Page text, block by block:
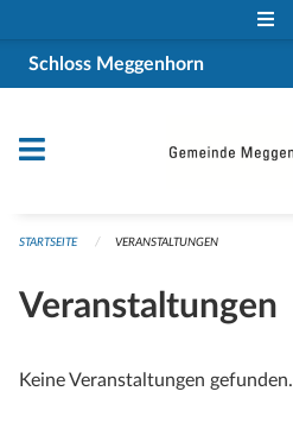
Schloss Meggenhorn
STARTSEITE VERANSTALTUNGEN
Veranstaltungen
Keine Veranstaltungen gefunden.